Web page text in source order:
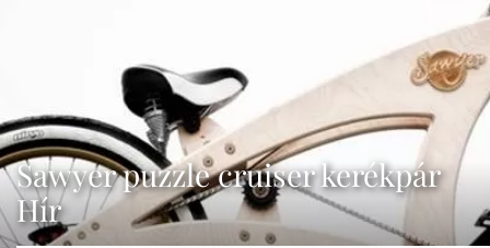
Sawyer puzzle cruiser kerékpár
Hír